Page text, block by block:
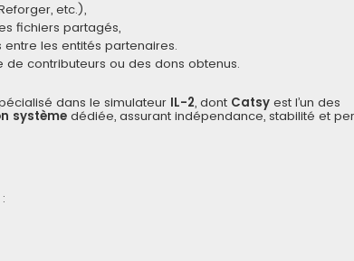
etc.),
fichiers partagés,
les entités partenaires.
contributeurs ou des dons obtenus.
dans le simulateur IL-2, dont Catsyest l’un des
systèmedédiée, assurant indépendance, stabilité et